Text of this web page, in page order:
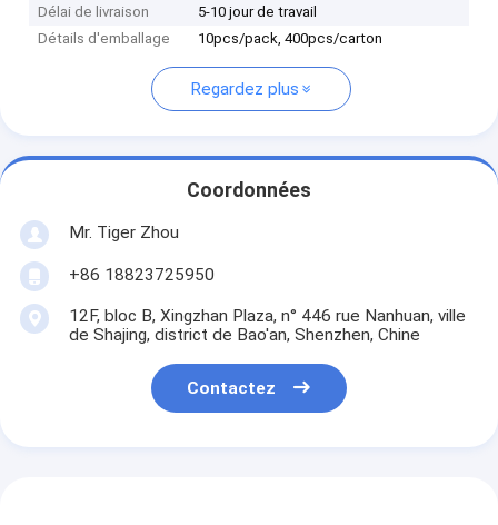
Délai de livraison
5-10 jour de travail
Détails d'emballage
10pcs/pack, 400pcs/carton
Regardez plus
Coordonnées
Mr. Tiger Zhou
+86 18823725950
12F, bloc B, Xingzhan Plaza, n° 446 rue Nanhuan, ville
de Shajing, district de Bao'an, Shenzhen, Chine
Contactez